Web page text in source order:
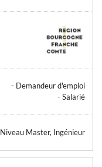
- Demandeur d'emploi
- Salarié
Niveau Master, Ingénieur